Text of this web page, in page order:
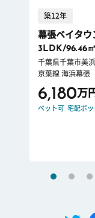
築12年
幕張ベイタウ
3LDK/96.46㎡
千葉県千葉市美
京葉線 海浜幕張
6,180万
ペット可 宅配ボッ